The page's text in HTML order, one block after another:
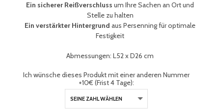
Ein sicherer Reißverschluss um Ihre Sachen an Ort und
Stelle zu halten
Ein verstärkter Hintergrund aus Persenning für optimale
Festigkeit
Abmessungen: L52 x D26 cm
Ich wünsche dieses Produkt mit einer anderen Nummer
+10€ (Frist 4 Tage):